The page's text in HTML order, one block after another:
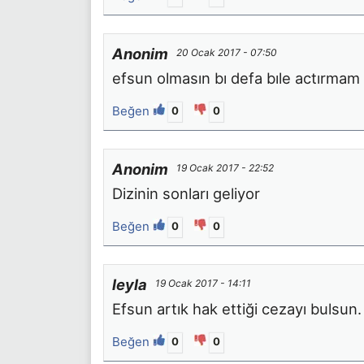
Anonim 20 Ocak 2017 - 07:50
efsun olmasın bı defa bıle
Beğen 0 0
Anonim 19 Ocak 2017 - 22:52
Dizinin sonları geliyor
Beğen 0 0
leyla 19 Ocak 2017 - 14:11
Efsun artık hak ettiği cezayı bulsun.
Beğen 0 0